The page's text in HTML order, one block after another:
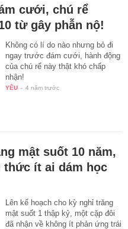
cưới, chú rể
từ gây phẫn nộ!
Không có lí do nào nhưng bỏ đi
ngay trước đám cưới, hành động
của chú rể này thật khó chấp
nhận!
YÊU - 4 năm trước
mật suốt 10 năm,
thức ít ai dám học
Lên kế hoạch cho kỳ nghỉ trăng
mật suốt 1 thập kỷ, một cặp đôi
đã nhận về không ít phản ứng trái